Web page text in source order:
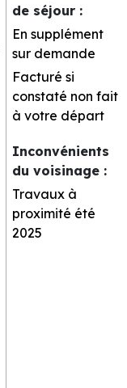
de séjour :
En supplément
sur demande
Facturé si
constaté non fait
à votre départ
Inconvénients
du voisinage :
Travaux à
proximité été
2025